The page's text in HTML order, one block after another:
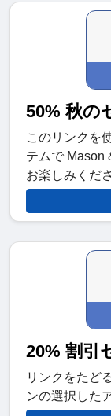
50% 秋の
このリンクを
テムで Mason
お楽しみくだ
20% 割引
リンクをたど
ンの選択した